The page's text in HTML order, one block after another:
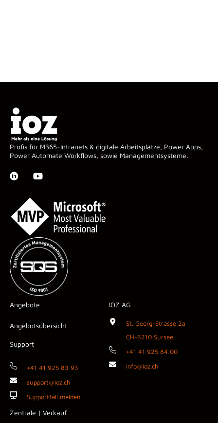
Profis für M365-Intranets & digitale Arbeitsplätze, Power Apps,
Power Automate Workflows, sowie Managementsysteme.
Angebote
Angebotsübersicht
Support
+41 41 925 83 93
support@ioz.ch
Supportfall melden
Zentrale | Verkauf
IOZ AG
St. Georg-Strasse 2a
CH-6210 Sursee
+41 41 925 84 00
info@ioz.ch